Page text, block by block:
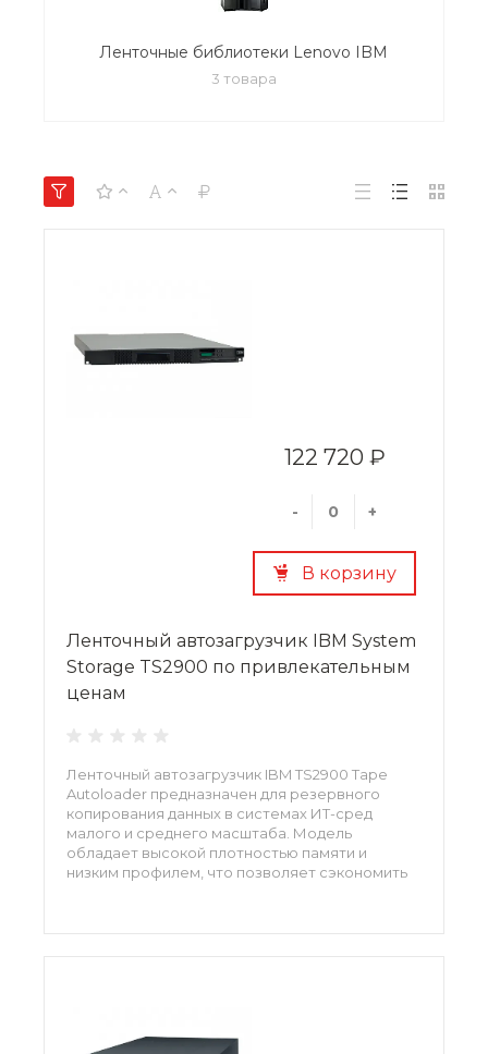
Ленточные библиотеки Lenovo IBM
3 товара
122 720 ₽
- +
В корзину
Ленточный автозагрузчик IBM System
Storage TS2900 по привлекательным
ценам
Ленточный автозагрузчик IBM TS2900 Tape
Autoloader предназначен для резервного
копирования данных в системах ИТ-сред
малого и среднего масштаба. Модель
обладает высокой плотностью памяти и
низким профилем, что позволяет сэкономить